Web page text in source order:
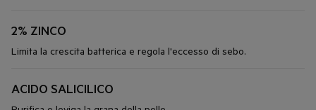
2% ZINCO
Limita la crescita batterica e regola l'eccesso di sebo.
ACIDO SALICILICO